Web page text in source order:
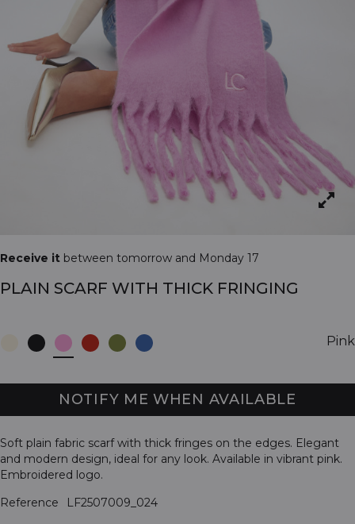
Receive it between tomorrow and Monday 17
PLAIN SCARF WITH THICK FRINGING
Pink
NOTIFY ME WHEN AVAILABLE
Soft plain fabric scarf with thick fringes on the edges. Elegant
and modern design, ideal for any look. Available in vibrant pink.
Embroidered logo.
Reference
LF2507009_024